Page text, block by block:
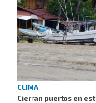
CLIMA
Cierran puertos en